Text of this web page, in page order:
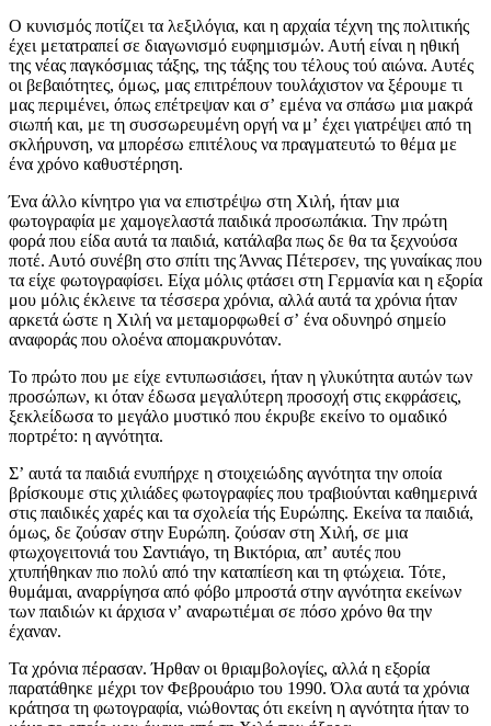
Ο κυνισμός ποτίζει τα λεξιλόγια, και η αρχαία τέχνη της πολιτικής
έχει μετατραπεί σε διαγωνισμό ευφημισμών. Αυτή είναι η ηθική
της νέας παγκόσμιας τάξης, της τάξης του τέλους τού αιώνα. Αυτές
οι βεβαιότητες, όμως, μας επιτρέπουν τουλάχιστον να ξέρουμε τι
μας περιμένει, όπως επέτρεψαν και σʼ εμένα να σπάσω μια μακρά
σιωπή και, με τη συσσωρευμένη οργή να μʼ έχει γιατρέψει από τη
σκλήρυνση, να μπορέσω επιτέλους να πραγματευτώ το θέμα με
ένα χρόνο καθυστέρηση.
Ένα άλλο κίνητρο για να επιστρέψω στη Χιλή, ήταν μια
φωτογραφία με χαμογελαστά παιδικά προσωπάκια. Την πρώτη
φορά που είδα αυτά τα παιδιά, κατάλαβα πως δε θα τα ξεχνούσα
ποτέ. Αυτό συνέβη στο σπίτι της Άννας Πέτερσεν, της γυναίκας που
τα είχε φωτογραφίσει. Είχα μόλις φτάσει στη Γερμανία και η εξορία
μου μόλις έκλεινε τα τέσσερα χρόνια, αλλά αυτά τα χρόνια ήταν
αρκετά ώστε η Χιλή να μεταμορφωθεί σʼ ένα οδυνηρό σημείο
αναφοράς που ολοένα απομακρυνόταν.
Το πρώτο που με είχε εντυπωσιάσει, ήταν η γλυκύτητα αυτών των
προσώπων, κι όταν έδωσα μεγαλύτερη προσοχή στις εκφράσεις,
ξεκλείδωσα το μεγάλο μυστικό που έκρυβε εκείνο το ομαδικό
πορτρέτο: η αγνότητα.
Σʼ αυτά τα παιδιά ενυπήρχε η στοιχειώδης αγνότητα την οποία
βρίσκουμε στις χιλιάδες φωτογραφίες που τραβιούνται καθημερινά
στις παιδικές χαρές και τα σχολεία τής Ευρώπης. Εκείνα τα παιδιά,
όμως, δε ζούσαν στην Ευρώπη. ζούσαν στη Χιλή, σε μια
φτωχογειτονιά του Σαντιάγο, τη Βικτόρια, απʼ αυτές που
χτυπήθηκαν πιο πολύ από την καταπίεση και τη φτώχεια. Τότε,
θυμάμαι, αναρρίγησα από φόβο μπροστά στην αγνότητα εκείνων
των παιδιών κι άρχισα νʼ αναρωτιέμαι σε πόσο χρόνο θα την
έχαναν.
Τα χρόνια πέρασαν. Ήρθαν οι θριαμβολογίες, αλλά η εξορία
παρατάθηκε μέχρι τον Φεβρουάριο του 1990. Όλα αυτά τα χρόνια
κράτησα τη φωτογραφία, νιώθοντας ότι εκείνη η αγνότητα ήταν το